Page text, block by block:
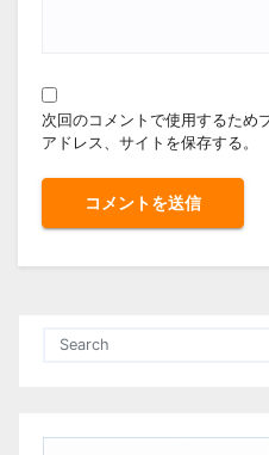
次回のコメントで使用するため
アドレス、サイトを保存する。